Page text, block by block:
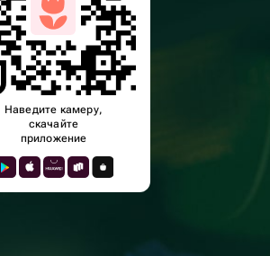
Наведите камеру,
скачайте
приложение